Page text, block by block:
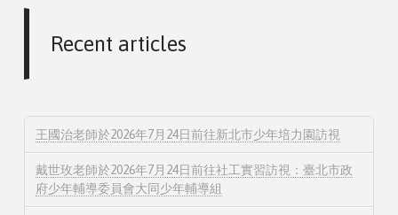
Recent articles
王國治老師於2026年7月24日前往新北市少年培力園訪視
戴世玫老師於2026年7月24日前往社工實習訪視：臺北市政
府少年輔導委員會大同少年輔導組